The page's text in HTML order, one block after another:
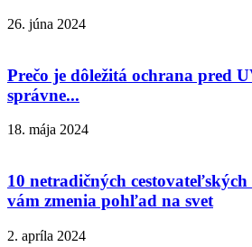
26. júna 2024
Prečo je dôležitá ochrana pred
správne...
18. mája 2024
10 netradičných
vám zmenia pohľad na svet
2. apríla 2024